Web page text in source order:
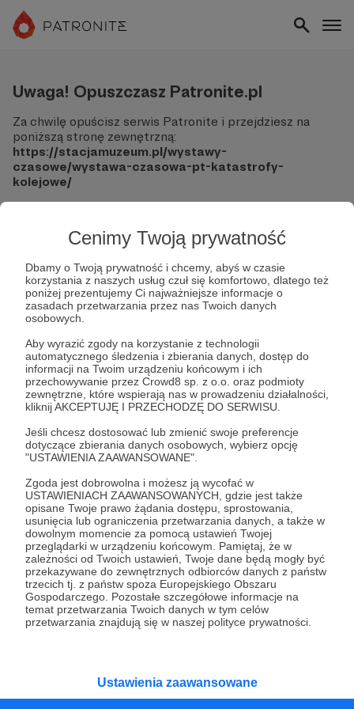
Cenimy Twoją prywatność
Dbamy o Twoją prywatność i chcemy, abyś w czasie
korzystania z naszych usług czuł się komfortowo, dlatego też
poniżej prezentujemy Ci najważniejsze informacje o
zasadach przetwarzania przez nas Twoich danych
osobowych.
Aby wyrazić zgody na korzystanie z technologii
automatycznego śledzenia i zbierania danych, dostęp do
informacji na Twoim urządzeniu końcowym i ich
przechowywanie przez Crowd8 sp. z o.o. oraz podmioty
zewnętrzne, które wspierają nas w prowadzeniu działalności,
kliknij AKCEPTUJĘ I PRZECHODZĘ DO SERWISU.
Jeśli chcesz dostosować lub zmienić swoje preferencje
dotyczące zbierania danych osobowych, wybierz opcję
"USTAWIENIA ZAAWANSOWANE".
Zgoda jest dobrowolna i możesz ją wycofać w
USTAWIENIACH ZAAWANSOWANYCH, gdzie jest także
opisane Twoje prawo żądania dostępu, sprostowania,
usunięcia lub ograniczenia przetwarzania danych, a także w
dowolnym momencie za pomocą ustawień Twojej
przeglądarki w urządzeniu końcowym. Pamiętaj, że w
zależności od Twoich ustawień, Twoje dane będą mogły być
przekazywane do zewnętrznych odbiorców danych z państw
trzecich tj. z państw spoza Europejskiego Obszaru
Gospodarczego. Pozostałe szczegółowe informacje na
temat przetwarzania Twoich danych w tym celów
przetwarzania znajdują się w naszej polityce prywatności.
Ustawienia zaawansowane
Uwaga! Opuszczasz Patronite.pl
Za chwilę opuścisz serwis Patronite i przejdziesz na
poniższą stronę zewnętrzną:
https://stacjamuzeum.pl/wystawy-
czasowe/wystawa-czasowa-pt-katastrofy-
kolejowe/
Nie podawaj swoich danych logowania ani informacji
finansowych na podjerzanych stronach.
Sprawdź dokładnie adres URL, zanim klikniesz przycisk
"Tak, przejdź do strony".
Jeśli masz wątpliwości, wróć do Patronite i zweryfikuj
link.
Czy na pewno chcesz kontynuować?
Tak, przejdź do strony
Pozostań na Patronite
Kategorie
O Patronite
Dodatkowe produkty
Pomoc